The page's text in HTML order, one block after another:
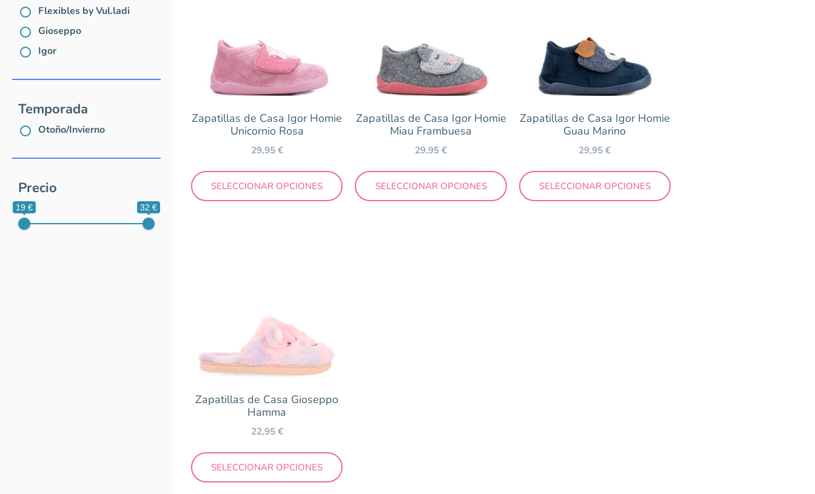
Flexibles by Vul.ladi
Gioseppo
Igor
Temporada
Otoño/Invierno
Precio
19 € 32 €
Temporada
Otoño/Invierno
Precio
Zapatillas de Casa Igor Homie
Unicornio Rosa
29,95€
SELECCIONAR OPCIONES
Zapatillas de Casa Igor Homie
Miau Frambuesa
29,95€
SELECCIONAR OPCIONES
Zapatillas de Casa Igor Homie
Guau Marino
29,95€
SELECCIONAR OPCIONES
Zapatillas de Casa Gioseppo
Hamma
22,95€
SELECCIONAR OPCIONES